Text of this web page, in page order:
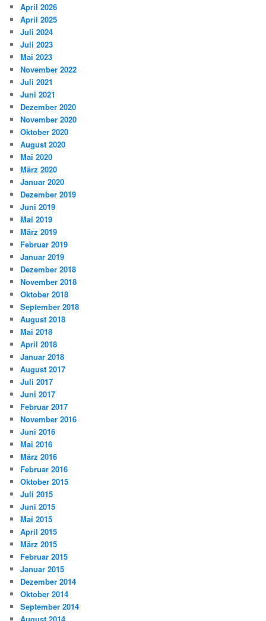
April 2026
April 2025
Juli 2024
Juli 2023
Mai 2023
November 2022
Juli 2021
Juni 2021
Dezember 2020
November 2020
Oktober 2020
August 2020
Mai 2020
März 2020
Januar 2020
Dezember 2019
Juni 2019
Mai 2019
März 2019
Februar 2019
Januar 2019
Dezember 2018
November 2018
Oktober 2018
September 2018
August 2018
Mai 2018
April 2018
Januar 2018
August 2017
Juli 2017
Juni 2017
Februar 2017
November 2016
Juni 2016
Mai 2016
März 2016
Februar 2016
Oktober 2015
Juli 2015
Juni 2015
Mai 2015
April 2015
März 2015
Februar 2015
Januar 2015
Dezember 2014
Oktober 2014
September 2014
August 2014